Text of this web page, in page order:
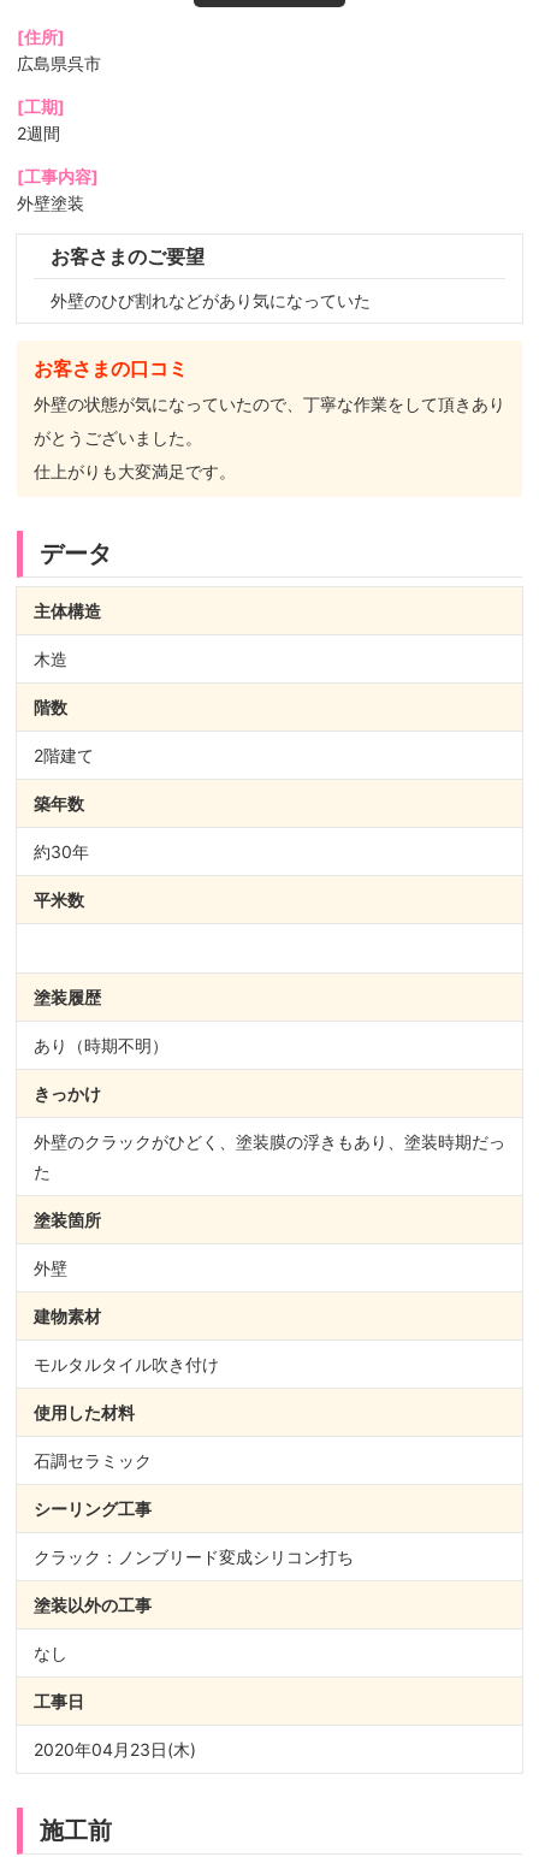
[住所]
広島県呉市
[工期]
2週間
[工事内容]
外壁塗装
お客さまのご要望
外壁のひび割れなどがあり気になっていた
お客さまの口コミ
外壁の状態が気になっていたので、丁寧な作業をして頂きあり
がとうございました。
仕上がりも大変満足です。
データ
主体構造
木造
階数
2階建て
築年数
約30年
平米数
塗装履歴
あり（時期不明）
きっかけ
外壁のクラックがひどく、塗装膜の浮きもあり、塗装時期だっ
た
塗装箇所
外壁
建物素材
モルタルタイル吹き付け
使用した材料
石調セラミック
シーリング工事
クラック：ノンブリード変成シリコン打ち
塗装以外の工事
なし
工事日
2020年04月23日(木)
施工前